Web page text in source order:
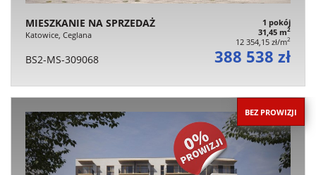
MIESZKANIE NA SPRZEDAŻ
Katowice, Ceglana
1 pokój
31,45 m2
12 354,15 zł/m2
BS2-MS-309068 388 538 zł
BEZ PROWIZJI